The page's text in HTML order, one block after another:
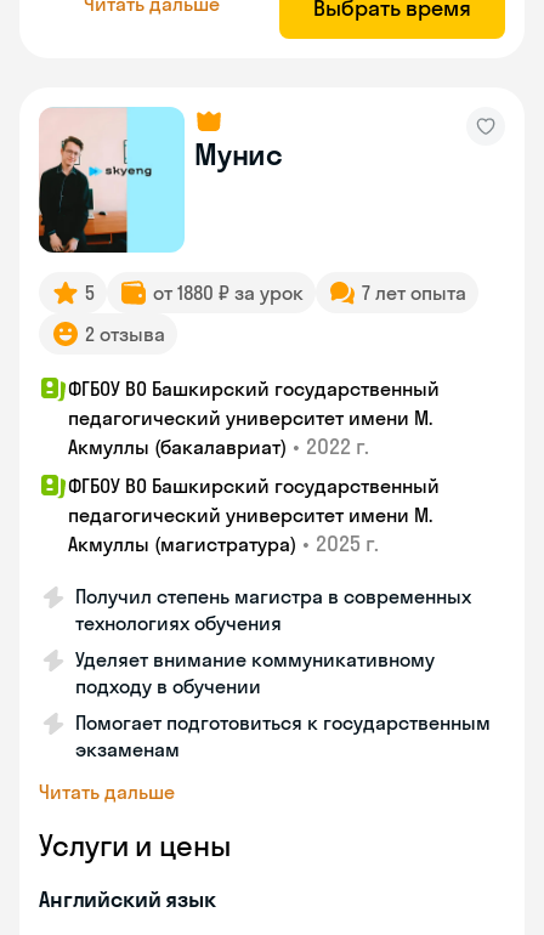
Выбрать время
Мунис
5 от 1880 ₽ за урок
7 лет опыта
2 отзыва
ФГБОУ ВО Башкирский государственный
педагогический университет имени М.
Акмуллы (бакалавриат) • 2022 г.
ФГБОУ ВО Башкирский государственный
педагогический университет имени М.
Акмуллы (магистратура) • 2025 г.
Получил степень магистра в современных
технологиях обучения
Уделяет внимание коммуникативному
подходу в обучении
Помогает подготовиться к государственным
экзаменам
Читать дальше
Услуги и цены
Английский язык